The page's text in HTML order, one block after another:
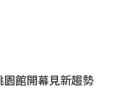
園館開幕見新趨勢